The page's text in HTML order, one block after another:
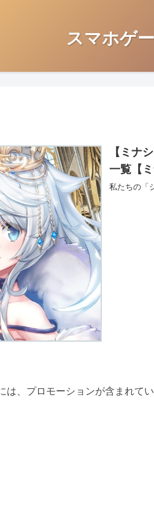
スマホゲ
【ミナ
一覧【ミ
私たちの「
は、プロモーションが含まれて